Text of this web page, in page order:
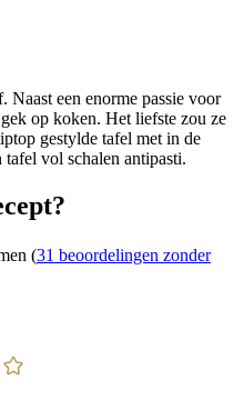
een enorme passie voor
op koken. Het liefste zou ze
gestylde tafel met in de
tafel vol schalen antipasti.
(31 beoordelingen zonder